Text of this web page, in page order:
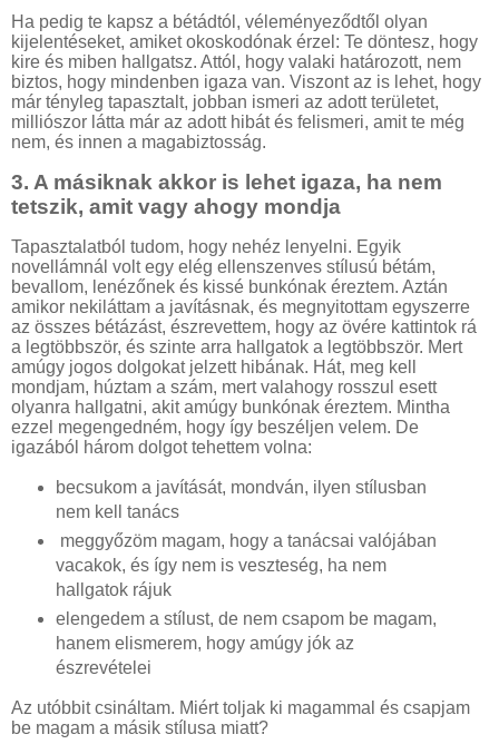
Ha pedig te kapsz a bétádtól, véleményeződtől olyan
kijelentéseket, amiket okoskodónak érzel: Te döntesz, hogy
kire és miben hallgatsz. Attól, hogy valaki határozott, nem
biztos, hogy mindenben igaza van. Viszont az is lehet, hogy
már tényleg tapasztalt, jobban ismeri az adott területet,
milliószor látta már az adott hibát és felismeri, amit te még
nem, és innen a magabiztosság.
3. A másiknak akkor is lehet igaza, ha nem
tetszik, amit vagy ahogy mondja
Tapasztalatból tudom, hogy nehéz lenyelni. Egyik
novellámnál volt egy elég ellenszenves stílusú bétám,
bevallom, lenézőnek és kissé bunkónak éreztem. Aztán
amikor nekiláttam a javításnak, és megnyitottam egyszerre
az összes bétázást, észrevettem, hogy az övére kattintok rá
a legtöbbször, és szinte arra hallgatok a legtöbbször. Mert
amúgy jogos dolgokat jelzett hibának. Hát, meg kell
mondjam, húztam a szám, mert valahogy rosszul esett
olyanra hallgatni, akit amúgy bunkónak éreztem. Mintha
ezzel megengedném, hogy így beszéljen velem. De
igazából három dolgot tehettem volna:
becsukom a javítását, mondván, ilyen stílusban
nem kell tanács
meggyőzöm magam, hogy a tanácsai valójában
vacakok, és így nem is veszteség, ha nem
hallgatok rájuk
elengedem a stílust, de nem csapom be magam,
hanem elismerem, hogy amúgy jók az
észrevételei
Az utóbbit csináltam. Miért toljak ki magammal és csapjam
be magam a másik stílusa miatt?